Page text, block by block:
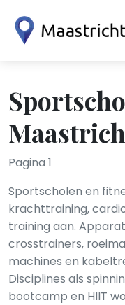
Pagina 1
Sportscholen en
krachttraining,
training aan.
crosstrainers,
machines en
Disciplines als
bootcamp en HIIT